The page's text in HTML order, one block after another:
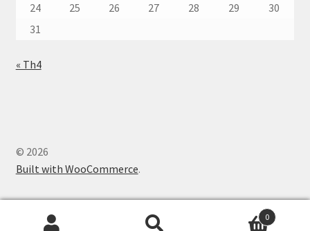
24
25 26 27 28 29
30
31
« Th4
© 2026
Built with WooCommerce.
0